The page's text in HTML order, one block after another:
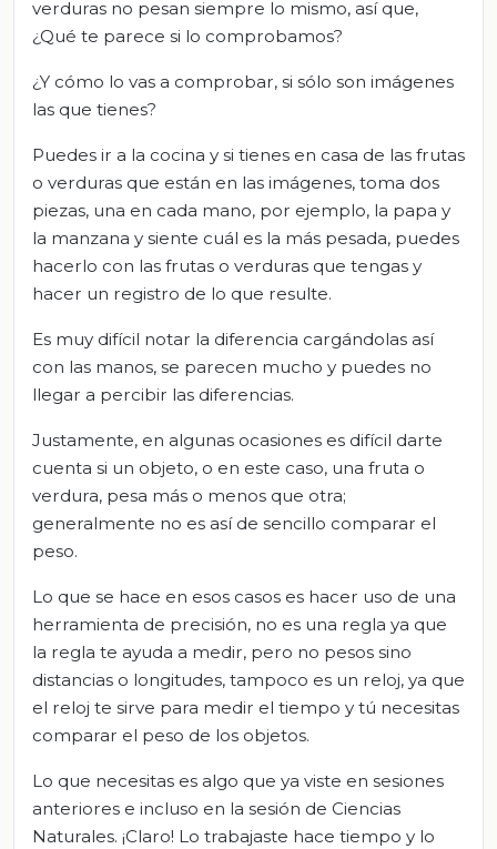
verduras no pesan siempre lo mismo, así que,
¿Qué te parece si lo comprobamos?
¿Y cómo lo vas a comprobar, si sólo son imágenes
las que tienes?
Puedes ir a la cocina y si tienes en casa de las frutas
o verduras que están en las imágenes, toma dos
piezas, una en cada mano, por ejemplo, la papa y
la manzana y siente cuál es la más pesada, puedes
hacerlo con las frutas o verduras que tengas y
hacer un registro de lo que resulte.
Es muy difícil notar la diferencia cargándolas así
con las manos, se parecen mucho y puedes no
llegar a percibir las diferencias.
Justamente, en algunas ocasiones es difícil darte
cuenta si un objeto, o en este caso, una fruta o
verdura, pesa más o menos que otra;
generalmente no es así de sencillo comparar el
peso.
Lo que se hace en esos casos es hacer uso de una
herramienta de precisión, no es una regla ya que
la regla te ayuda a medir, pero no pesos sino
distancias o longitudes, tampoco es un reloj, ya que
el reloj te sirve para medir el tiempo y tú necesitas
comparar el peso de los objetos.
Lo que necesitas es algo que ya viste en sesiones
anteriores e incluso en la sesión de Ciencias
Naturales. ¡Claro! Lo trabajaste hace tiempo y lo